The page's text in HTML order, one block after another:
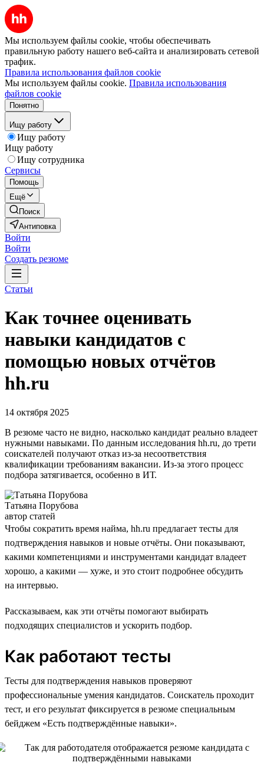
Мы используем файлы cookie, чтобы обеспечивать
правильную работу нашего веб-сайта и анализировать сетевой
трафик.
Правила использования файлов cookie
Мы используем файлы cookie. Правила использования
файлов cookie
Понятно
Ищу работу
Ищу работу
Ищу работу
Ищу сотрудника
Сервисы
Помощь
Ещё
Поиск
Антиповка
Войти
Войти
Создать резюме
Статьи
Как точнее оценивать
навыки кандидатов с
помощью новых отчётов
hh.ru
14 октября 2025
В резюме часто не видно, насколько кандидат реально владеет
нужными навыками. По данным исследования hh.ru, до трети
соискателей получают отказ из-за несоответствия
квалификации требованиям вакансии. Из-за этого процесс
подбора затягивается, особенно в ИТ.
Татьяна Порубова
автор статей
Чтобы сократить время найма, hh.ru предлагает тесты для
подтверждения навыков и новые отчёты. Они показывают,
какими компетенциями и инструментами кандидат владеет
хорошо, а какими — хуже, и это стоит подробнее обсудить
на интервью.
Рассказываем, как эти отчёты помогают выбирать
подходящих специалистов и ускорить подбор.
Как работают тесты
Тесты для подтверждения навыков проверяют
профессиональные умения кандидатов. Соискатель проходит
тест, и его результат фиксируется в резюме специальным
бейджем «Есть подтверждённые навыки».